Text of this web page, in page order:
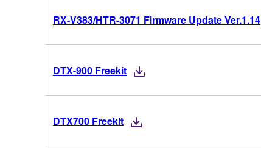
RX-V383/HTR-3071 Firmware Update Ver.1.14
DTX-900 Freekit
DTX700 Freekit